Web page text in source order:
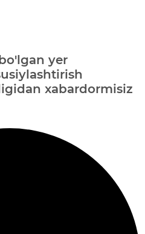
yer
xabardormisiz